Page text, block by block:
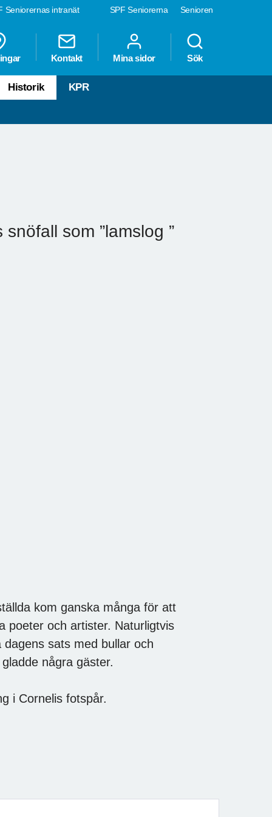
SPF Seniorerna Senioren
Seniorernas intranät
Kontakt Mina sidor Sök
Historik KPR
som ”lamslog ”
kom ganska många för att
poeter och artister. Naturligtvis
sats med bullar och
några gäster.
i Cornelis fotspår.